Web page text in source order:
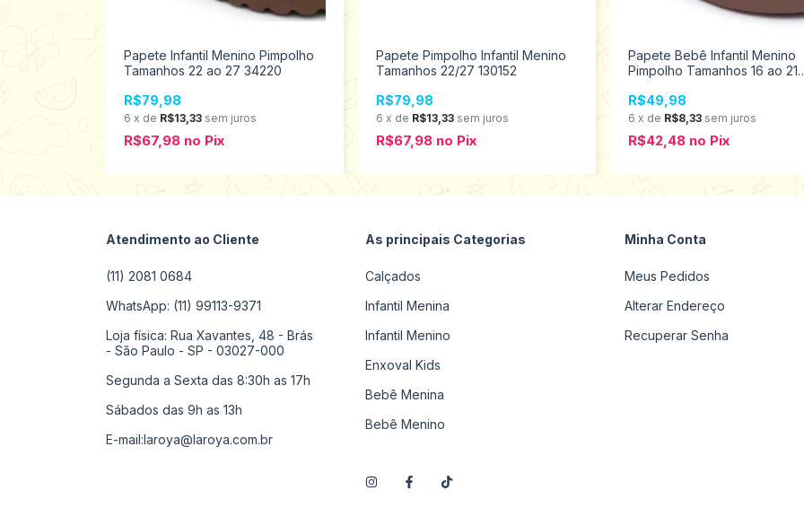
Papete Infantil Menino Pimpolho
Tamanhos 22 ao 27 34220
R$79,98
6 x de R$13,33 sem juros
R$67,98 no Pix
Papete Pimpolho Infantil Menino
Tamanhos 22/27 130152
R$79,98
6 x de R$13,33 sem juros
R$67,98 no Pix
Papete Bebê Infantil Menino
Pimpolho Tamanhos 16 ao 21
R$49,98
6 x de R$8,33 sem juros
R$42,48 no Pix
Atendimento ao Cliente
(11) 2081 0684
WhatsApp: (11) 99113-9371
Loja física: Rua Xavantes, 48 - Brás
- São Paulo - SP - 03027-000
Segunda a Sexta das 8:30h as 17h
Sábados das 9h as 13h
E-mail:laroya@laroya.com.br
As principais Categorias
Calçados
Infantil Menina
Infantil Menino
Enxoval Kids
Bebê Menina
Bebê Menino
Minha Conta
Meus Pedidos
Alterar Endereço
Recuperar Senha